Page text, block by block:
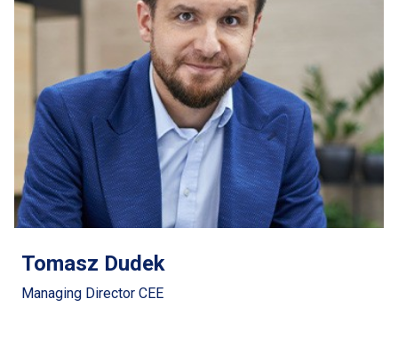
Tomasz Dudek
Managing Director CEE